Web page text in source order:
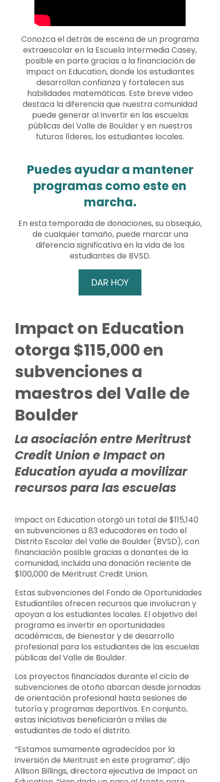
Conozca el detrás de escena de un programa
extraescolar en la Escuela Intermedia Casey,
posible en parte gracias a la financiación de
Impact on Education, donde los estudiantes
desarrollan confianza y fortalecen sus
habilidades matemáticas. Este breve video
destaca la diferencia que nuestra comunidad
puede generar al invertir en las escuelas
públicas del Valle de Boulder y en nuestros
futuros líderes, los estudiantes locales.
Puedes ayudar a mantener
programas como este en
marcha.
En esta temporada de donaciones, su obsequio,
de cualquier tamaño, puede marcar una
diferencia significativa en la vida de los
estudiantes de BVSD.
DAR HOY
Impact on Education
otorga $115,000 en
subvenciones a
maestros del Valle de
Boulder
La asociación entre Meritrust
Credit Union e Impact on
Education ayuda a movilizar
recursos para las escuelas
Impact on Education otorgó un total de $115,140
en subvenciones a 83 educadores en todo el
Distrito Escolar del Valle de Boulder (BVSD), con
financiación posible gracias a donantes de la
comunidad, incluida una donación reciente de
$100,000 de Meritrust Credit Union.
Estas subvenciones del Fondo de Oportunidades
Estudiantiles ofrecen recursos que involucran y
apoyan a los estudiantes locales. El objetivo del
programa es invertir en oportunidades
académicas, de bienestar y de desarrollo
profesional para los estudiantes de las escuelas
públicas del Valle de Boulder.
Los proyectos financiados durante el ciclo de
subvenciones de otoño abarcan desde jornadas
de orientación profesional hasta sesiones de
tutoría y programas deportivos. En conjunto,
estas iniciativas beneficiarán a miles de
estudiantes de todo el distrito.
“Estamos sumamente agradecidos por la
inversión de Meritrust en este programa”, dijo
Allison Billings, directora ejecutiva de Impact on